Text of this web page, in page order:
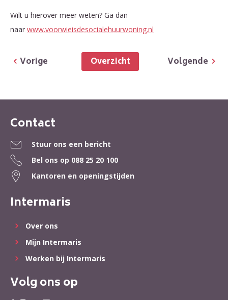
Wilt u hierover meer weten? Ga dan
naar www.voorwieisdesocialehuurwoning.nl
Volgende
Overzicht
Vorige
Contactinformatie
Contact
Stuur ons een bericht
Bel ons op 088 25 20 100
Kantoren en openingstijden
Intermaris
Over ons
Mijn Intermaris
Werken bij Intermaris
Volg ons op